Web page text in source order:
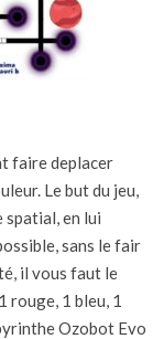
faire deplacer
Le but du jeu,
spatial, en lui
sans le fair
il vous faut le
rouge, 1 bleu, 1
Ozobot Evo